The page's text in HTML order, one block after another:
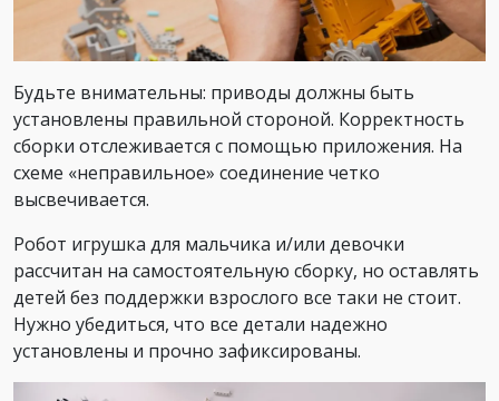
Будьте внимательны: приводы должны быть
установлены правильной стороной. Корректность
сборки отслеживается с помощью приложения. На
схеме «неправильное» соединение четко
высвечивается.
Робот игрушка для мальчика и/или девочки
рассчитан на самостоятельную сборку, но оставлять
детей без поддержки взрослого все таки не стоит.
Нужно убедиться, что все детали надежно
установлены и прочно зафиксированы.